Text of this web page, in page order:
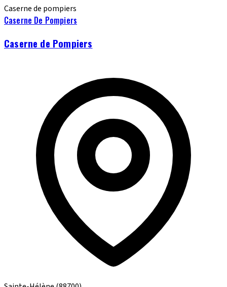
Caserne de pompiers
Caserne De Pompiers
Caserne de Pompiers